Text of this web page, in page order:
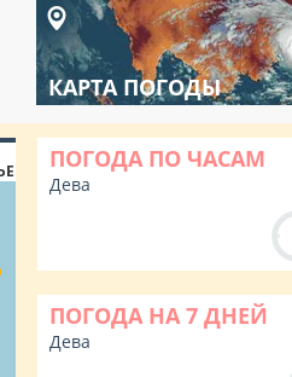
КАРТА ПОГОДЫ
ПОГОДА ПО ЧАСАМ
Дева
ПОГОДА НА 7 ДНЕЙ
Дева